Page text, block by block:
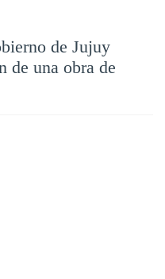
de Jujuy
de una obra de